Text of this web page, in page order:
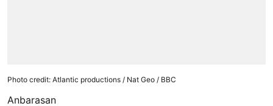
Photo credit: Atlantic productions / Nat Geo / BBC
Anbarasan